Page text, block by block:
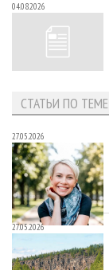
04.08.2026
СТАТЬИ ПО ТЕМЕ
27.05.2026
27.05.2026